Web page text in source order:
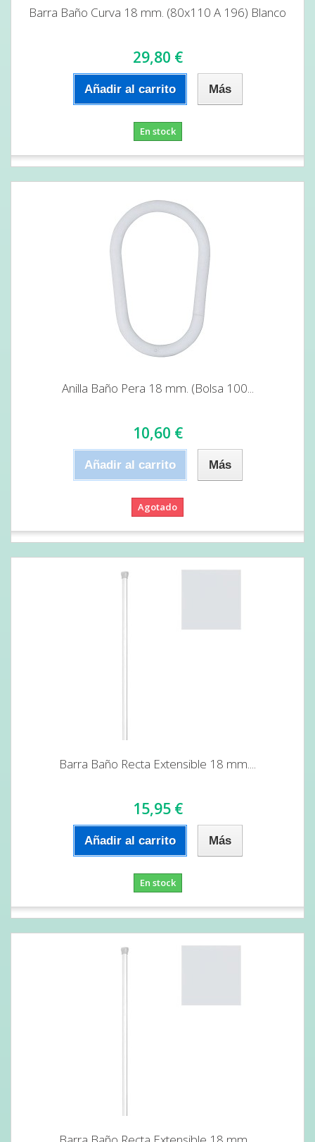
Barra Baño Curva 18 mm. (80x110 A 196) Blanco
29,80 €
Añadir al carrito Más
En stock
Anilla Baño Pera 18 mm. (Bolsa 100...
10,60 €
Añadir al carrito Más
Agotado
Barra Baño Recta Extensible 18 mm....
15,95 €
Añadir al carrito Más
En stock